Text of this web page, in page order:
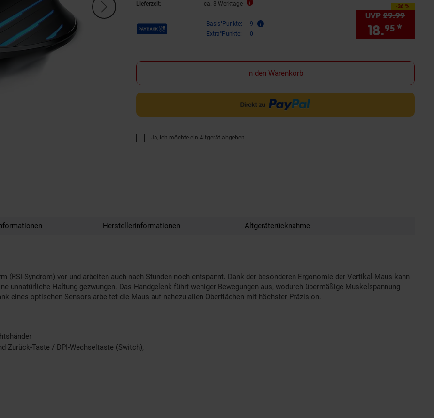
Lieferzeit:
ca. 3 Werktage
Payback Punkte Basis°Punkte:
9
Extra°Punkte:
0
-36 %
Sie Sparen 36 Prozent,
UVP 29.99
18.95 *
In den Warenkorb
Ja, ich möchte ein Altgerät abgeben.
Herstellerinformationen Altgeräterücknahme
(RSI-Syndrom) vor und arbeiten auch nach Stunden noch entspannt. Dank der besonderen Ergonomie der Vertikal-Maus kann
unnatürliche Haltung gezwungen. Das Handgelenk führt weniger Bewegungen aus, wodurch übermäßige Muskelspannung
eines optischen Sensors arbeitet die Maus auf nahezu allen Oberflächen mit höchster Präzision.
Zurück-Taste / DPI-Wechseltaste (Switch),